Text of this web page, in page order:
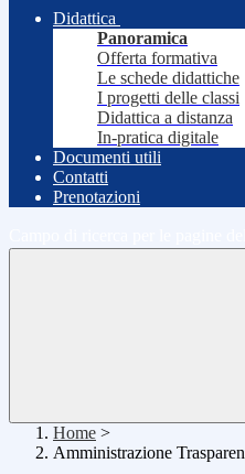
Didattica
Panoramica
Offerta formativa
Le schede didattiche
I progetti delle classi
Didattica a distanza
In-pratica digitale
Documenti utili
Contatti
Prenotazioni
Home >
Amministrazione